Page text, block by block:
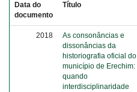
Data do
documento
Título
2018
As consonâncias e
dissonâncias da
historiografia oficial do
município de Erechim:
quando
interdisciplinaridade